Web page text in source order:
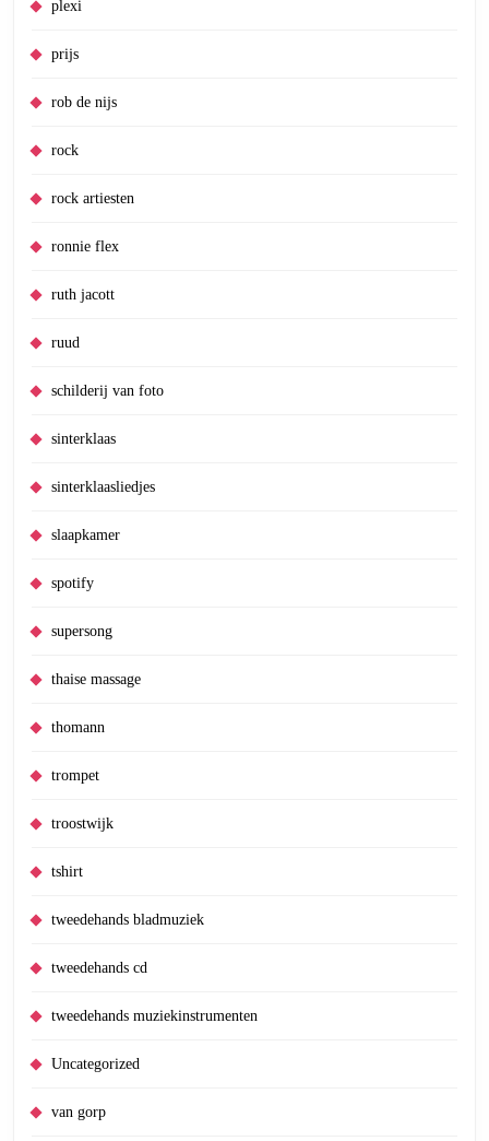
plexi
prijs
rob de nijs
rock
rock artiesten
ronnie flex
ruth jacott
ruud
schilderij van foto
sinterklaas
sinterklaasliedjes
slaapkamer
spotify
supersong
thaise massage
thomann
trompet
troostwijk
tshirt
tweedehands bladmuziek
tweedehands cd
tweedehands muziekinstrumenten
Uncategorized
van gorp